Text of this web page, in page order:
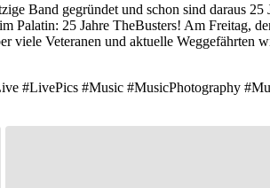
Band gegründet und schon sind daraus
Palatin: 25 Jahre TheBusters! Am Freitag,
viele Veteranen und aktuelle
#LivePics #Music #MusicPhotography